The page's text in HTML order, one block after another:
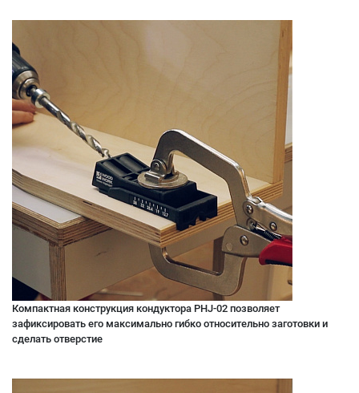
Компактная конструкция кондуктора PHJ-02 позволяет
зафиксировать его максимально гибко относительно заготовки и
сделать отверстие